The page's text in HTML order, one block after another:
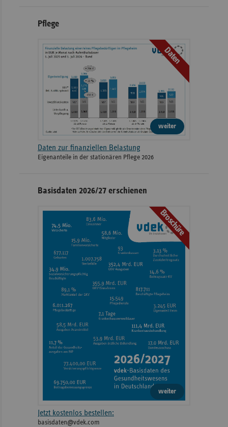
Pflege
Daten
weiter
Daten zur finanziellen Belastung
Eigenanteile in der stationären Pflege 2026
Basisdaten 2026/27 erschienen
Broschüre
weiter
Jetzt kostenlos bestellen:
basisdaten@vdek.com